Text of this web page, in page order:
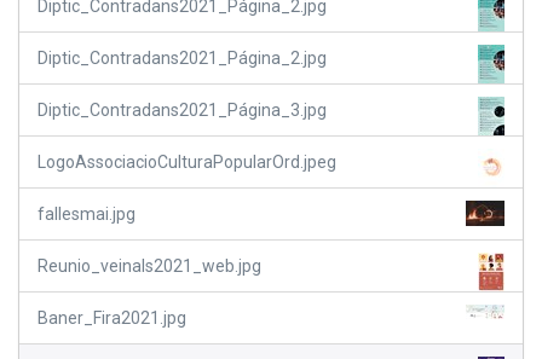
Diptic_Contradans2021_Página_2.jpg
Diptic_Contradans2021_Página_2.jpg
Diptic_Contradans2021_Página_3.jpg
LogoAssociacioCulturaPopularOrd.jpeg
fallesmai.jpg
Reunio_veinals2021_web.jpg
Baner_Fira2021.jpg